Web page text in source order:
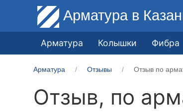
Арматура в
Арматура Колышки Фибра
Арматура Отзывы Отзыв по
Отзыв, по